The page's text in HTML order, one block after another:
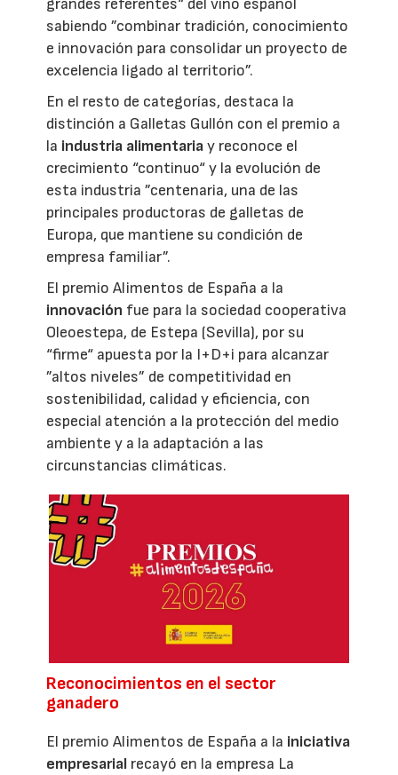
grandes referentes“ del vino español
sabiendo ”combinar tradición, conocimiento
e innovación para consolidar un proyecto de
excelencia ligado al territorio”.
En el resto de categorías, destaca la
distinción a Galletas Gullón con el premio a
la industria alimentariay reconoce el
crecimiento “continuo“ y la evolución de
esta industria ”centenaria, una de las
principales productoras de galletas de
Europa, que mantiene su condición de
empresa familiar”.
El premio Alimentos de España a la
innovación fue para la sociedad cooperativa
Oleoestepa, de Estepa (Sevilla), por su
“firme“ apuesta por la I+D+i para alcanzar
”altos niveles” de competitividad en
sostenibilidad, calidad y eficiencia, con
especial atención a la protección del medio
ambiente y a la adaptación a las
circunstancias climáticas.
Reconocimientos en el sector
ganadero
El premio Alimentos de España a la iniciativa
empresarial recayó en la empresa La